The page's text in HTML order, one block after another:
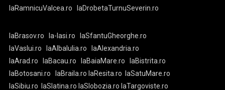
laRamnicuValcea.ro
laDrobetaTurnuSeverin.ro
laBrasov.ro la-Iasi.ro
laSfantuGheorghe.ro
laVaslui.ro
laAlbaIulia.ro
laAlexandria.ro
laArad.ro
laBacau.ro laBaiaMare.ro
laBistrita.ro
laBotosani.ro
laBraila.ro laResita.ro
laSatuMare.ro
laSibiu.ro
laSlatina.ro laSlobozia.ro laTargoviste.ro